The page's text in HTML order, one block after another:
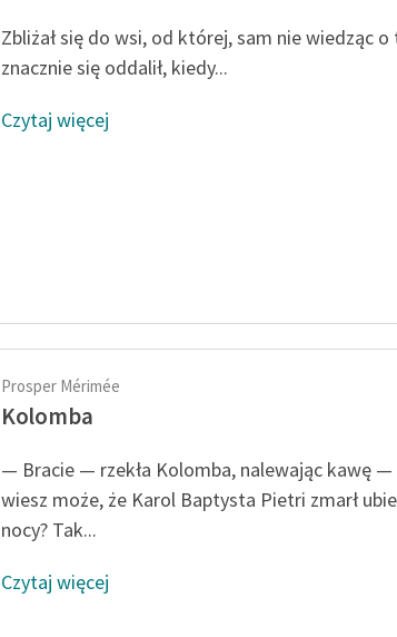
Zbliżał się do wsi, od której, sam nie wiedząc o
znacznie się oddalił, kiedy...
Czytaj więcej
Prosper Mérimée
Kolomba
— Bracie — rzekła Kolomba, nalewając kawę —
wiesz może, że Karol Baptysta Pietri zmarł
nocy? Tak...
Czytaj więcej